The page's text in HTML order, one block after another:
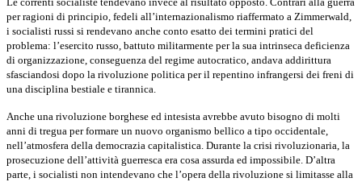
per ragioni di principio, fedeli all’internazionalismo riaffermato a Zimmerwald,
i socialisti russi si rendevano anche conto esatto dei termini pratici del
problema: l’esercito russo, battuto militarmente per la sua intrin­seca deficienza
di organizzazione, conseguenza del regime autocratico, an­dava addirittura
sfasciandosi dopo la rivoluzione politica per il repentino infrangersi dei freni di
una disciplina bestiale e tirannica.
Anche una rivoluzione borghese ed intesista avrebbe avuto bisogno di molti
anni di tregua per formare un nuovo organismo bellico a tipo occi­dentale,
nell’atmosfera della democrazia capitalistica. Durante la crisi rivo­luzionaria, la
prosecuzione dell’attività guerresca era cosa assurda ed im­possibile. D’altra
parte, i socialisti non intendevano che l’opera della rivo­luzione si limitasse alla